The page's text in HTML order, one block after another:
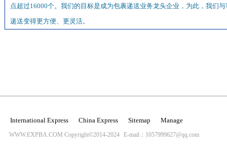
点超过16000个。我们的目标是成为包裹递送业务龙头企业，为此，我们
递送变得更方便、更灵活。
International Express China Express Sitemap Manage
WWW.EXPBA.COM Copyright©2014-2024 E-mail：1057999627@qq.com